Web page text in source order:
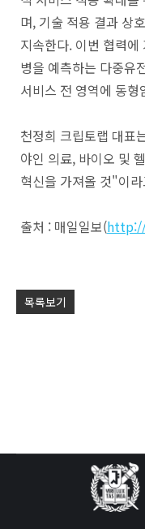
며, 기술 적용 결과 상
지속한다. 이번 협력
병을 예측하는 다중유
서비스 전 영역에 동
천정희 크립토랩 대표
야인 의료, 바이오 및
혁신을 가져올 것"이
출처 : 매일일보(
목록보기